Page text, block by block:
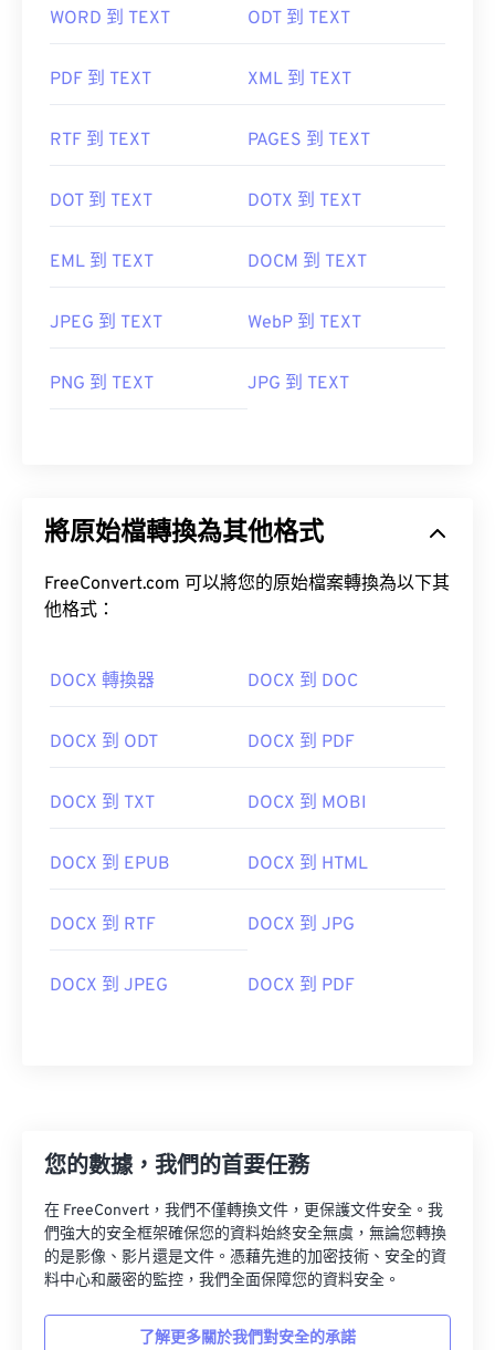
WORD 到 TEXT ODT 到 TEXT
PDF 到 TEXT XML 到 TEXT
RTF 到 TEXT PAGES 到 TEXT
DOT 到 TEXT DOTX 到 TEXT
EML 到 TEXT DOCM 到 TEXT
JPEG 到 TEXT WebP 到 TEXT
PNG 到 TEXT JPG 到 TEXT
將原始檔轉換為其他格式
FreeConvert.com 可以將您的原始檔案轉換為以下其
他格式：
DOCX 轉換器 DOCX 到 DOC
DOCX 到 ODT DOCX 到 PDF
DOCX 到 TXT DOCX 到 MOBI
DOCX 到 EPUB DOCX 到 HTML
DOCX 到 RTF DOCX 到 JPG
DOCX 到 JPEG DOCX 到 PDF
您的數據，我們的首要任務
在 FreeConvert，我們不僅轉換文件，更保護文件安全。我
們強大的安全框架確保您的資料始終安全無虞，無論您轉換
的是影像、影片還是文件。憑藉先進的加密技術、安全的資
料中心和嚴密的監控，我們全面保障您的資料安全。
了解更多關於我們對安全的承諾